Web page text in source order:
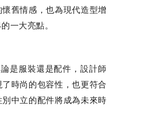
舊情感，也為現代造型增
一大亮點。
是服裝還是配件，設計師
時尚的包容性，也更符合
中立的配件將成為未來時